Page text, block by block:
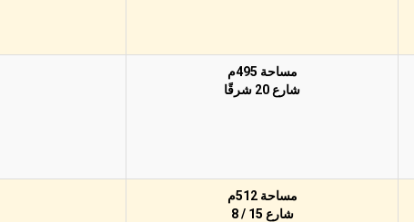
مساحة 495م
شارع 20 شرقًا
مساحة 512م
شارع 15 / 8